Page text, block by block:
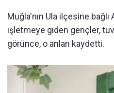
Muğla'nın Ula ilçesine
işletmeye giden gençler,
görünce, o anları kaydetti.